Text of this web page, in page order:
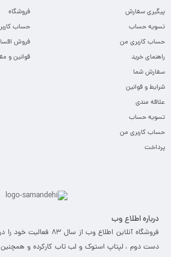
پیگیری سفارش
تسویه حساب
حساب کاربری من
راهنمای خرید
سفارش شما
شرایط و قوانین
علاقه مندی
تسویه حساب
حساب کاربری من
پرداخت
فروشگاه
حساب
فروش
قوانین و
درباره اطلاع وب
فروشگاه آنلاین اطلاع وب
دست دوم ، لپتاپ استوک و لب تاب کارکرده و